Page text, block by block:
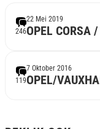
246OPEL CORSA
22 Mei 2019
119OPEL/
7 Oktober 2016